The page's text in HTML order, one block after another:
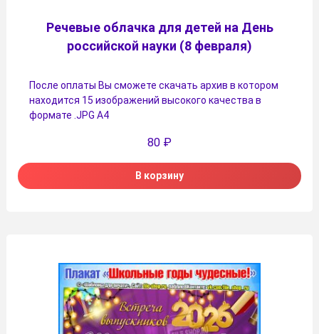
Речевые облачка для детей на День
российской науки (8 февраля)
После оплаты Вы сможете скачать архив в котором
находится 15 изображений высокого качества в
формате .JPG А4
80 ₽
В корзину